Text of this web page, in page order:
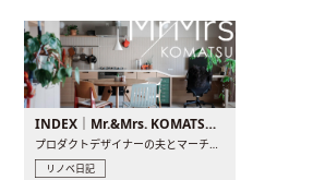
INDEX｜Mr.&Mrs. KOMATSU renovation diary
プロダクトデザイナーの夫とマーチャンダイザーの妻が、夫婦で..
リノベ日記